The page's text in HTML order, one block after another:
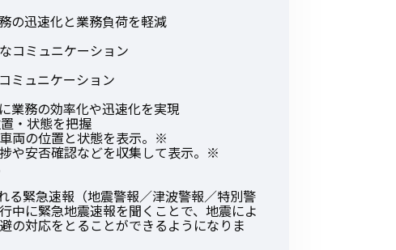
業界使用例から探す
の迅速化と業務負荷を軽減
コミュニケーション
ミュニケーション
業務の効率化や迅速化を実現
・状態を把握
両の位置と状態を表示。※
や安否確認などを収集して表示。※
る緊急速報（地震警報／津波警報／特別警
中に緊急地震速報を聞くことで、地震によ
の対応をとることができるようになりま